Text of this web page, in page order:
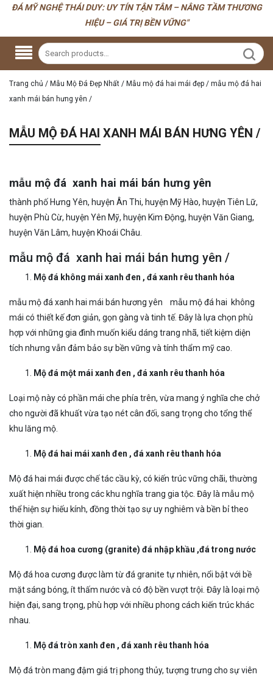
ĐÁ MỸ NGHỆ THÁI DUY: UY TÍN TẬN TÂM – NÂNG TẦM THƯƠNG
HIỆU – GIÁ TRỊ BỀN VỮNG"
Trang chủ / Mẫu Mộ Đá Đẹp Nhất / Mẫu mộ đá hai mái đẹp / mẫu mộ đá hai
xanh mái bán hưng yên /
MẪU MỘ ĐÁ HAI XANH MÁI BÁN HƯNG YÊN /
mẫu mộ đá xanh hai mái bán hưng yên
thành phố Hưng Yên, huyện Ân Thi, huyện Mỹ Hào, huyện Tiên Lữ,
huyện Phù Cừ, huyện Yên Mỹ, huyện Kim Động, huyện Văn Giang,
huyện Văn Lâm, huyện Khoái Châu.
mẫu mộ đá xanh hai mái bán hưng yên /
Mộ đá không mái xanh đen , đá xanh rêu thanh hóa
mẫu mộ đá xanh hai mái bán hương yên mẫu mộ đá hai không
mái có thiết kế đơn giản, gọn gàng và tinh tế. Đây là lựa chọn phù
hợp với những gia đình muốn kiểu dáng trang nhã, tiết kiệm diện
tích nhưng vẫn đảm bảo sự bền vững và tính thẩm mỹ cao.
Mộ đá một mái xanh đen , đá xanh rêu thanh hóa
Loại mộ này có phần mái che phía trên, vừa mang ý nghĩa che chở
cho người đã khuất vừa tạo nét cân đối, sang trọng cho tổng thể
khu lăng mộ.
Mộ đá hai mái xanh đen , đá xanh rêu thanh hóa
Mộ đá hai mái được chế tác cầu kỳ, có kiến trúc vững chãi, thường
xuất hiện nhiều trong các khu nghĩa trang gia tộc. Đây là mẫu mộ
thể hiện sự hiếu kính, đồng thời tạo sự uy nghiêm và bền bỉ theo
thời gian.
Mộ đá hoa cương (granite) đá nhập khầu ,đá trong nước
Mộ đá hoa cương được làm từ đá granite tự nhiên, nổi bật với bề
mặt sáng bóng, ít thấm nước và có độ bền vượt trội. Đây là loại mộ
hiện đại, sang trọng, phù hợp với nhiều phong cách kiến trúc khác
nhau.
Mộ đá tròn xanh đen , đá xanh rêu thanh hóa
Mộ đá tròn mang đậm giá trị phong thủy, tượng trưng cho sự viên